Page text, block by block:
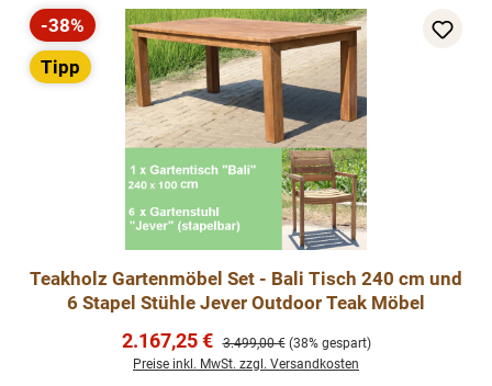
Rabatt
-38%
Tipp
Teakholz Gartenmöbel Set - Bali Tisch 240 cm und
6 Stapel Stühle Jever Outdoor Teak Möbel
Verkaufspreis:
2.167,25 € Regulärer Preis:
3.499,00 € (38% gespart)
Preise inkl. MwSt. zzgl. Versandkosten